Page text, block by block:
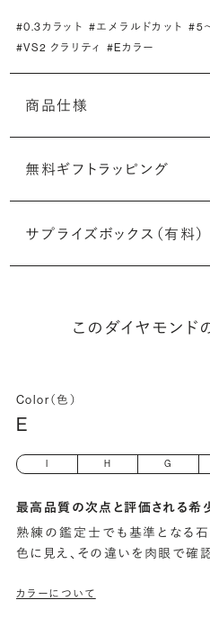
#0.3カラット #エメラルドカット #5
#VS2 クラリティ #Eカラー
商品仕様
無料ギフトラッピング
サプライズボックス（有料）
このダイヤモンド
Color（色）
E
H G
最高品質の次点と評価される希
熟練の鑑定士でも基準となる
色に見え、その違いを肉眼で確
カラーについて